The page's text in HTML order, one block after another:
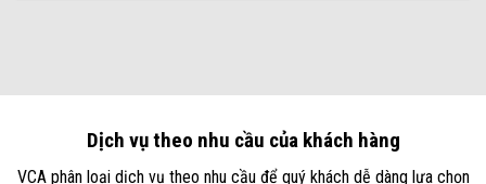
Dịch vụ theo nhu cầu của khách hàng
VCA phân loại dịch vụ theo nhu cầu để quý khách dễ dàng lựa chọn